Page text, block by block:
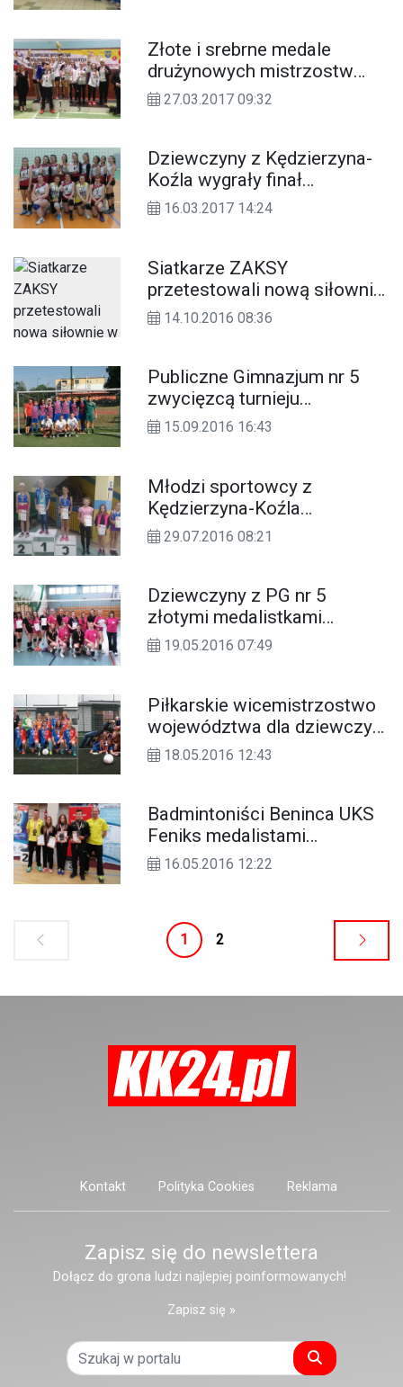
Złote i srebrne medale
drużynowych mistrzostw
Polski w badmintonie dla
27.03.2017 09:32
Dziewczyny z Kędzierzyna-
Koźla wygrały finał
wojewódzki siatkarskiej
16.03.2017 14:24
Siatkarze ZAKSY
przetestowali nową siłownię
w Publicznym Gimnazjum nr
14.10.2016 08:36
Publiczne Gimnazjum nr 5
zwycięzcą turnieju
piłkarskiego MOSiR Cup
15.09.2016 16:43
Młodzi sportowcy z
Kędzierzyna-Koźla
zdominowali zawody w
29.07.2016 08:21
Dziewczyny z PG nr 5
złotymi medalistkami
mistrzostw województwa w
19.05.2016 07:49
Piłkarskie wicemistrzostwo
województwa dla dziewczyn
z Publicznego Gimnazjum nr
18.05.2016 12:43
Badmintoniści Beninca UKS
Feniks medalistami
Mistrzostw Polski
16.05.2016 12:22
1 2
Kontakt Polityka Cookies Reklama
Zapisz się do newslettera
Dołącz do grona ludzi najlepiej poinformowanych!
Zapisz się »
Szukaj